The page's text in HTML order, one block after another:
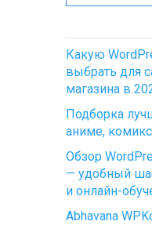
Какую
выбрать для
магазина в
Подборка
аниме,
Обзор
— удобный
и онлайн-
Abhavana